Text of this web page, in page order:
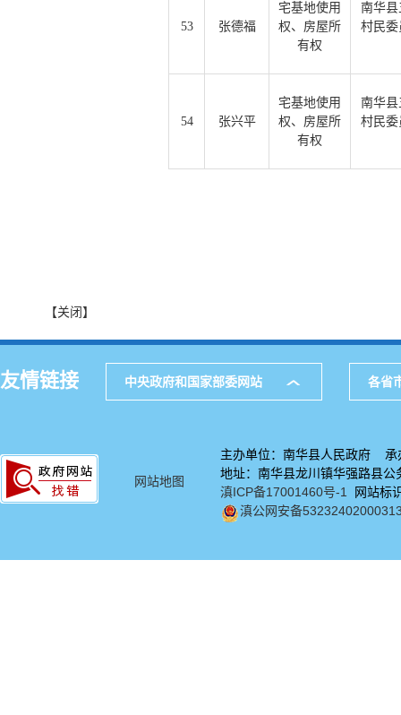
53 张德福
宅基地使用
权、房屋所
有权
南华
村民
54 张兴平
宅基地使用
权、房屋所
有权
南华
村民
【关闭】
友情链接 中央政府和国家部委网站 各省
网站地图
主办单位：南华县人民政府 承
地址：南华县龙川镇华强路
滇ICP备17001460号-1
网站标
滇公网安备